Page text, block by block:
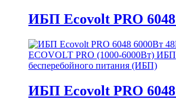
ИБП Ecovolt PRO
ECOVOLT PRO (1000-6000Вт) ИБП
бесперебойного питания (ИБП)
ИБП Ecovolt PRO